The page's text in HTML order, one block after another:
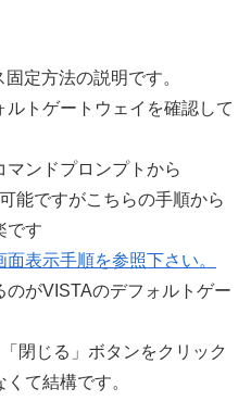
定方法の説明です。
トゲートウェイを確認して
ンドプロンプトから
能ですがこちらの手順から
です
表示手順を参照下さい。
がVISTAのデフォルトゲー
閉じる」ボタンをクリック
て結構です。